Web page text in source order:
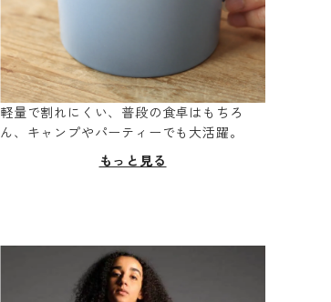
軽量で割れにくい、普段の食卓はもちろ
ん、キャンプやパーティーでも大活躍。
もっと見る